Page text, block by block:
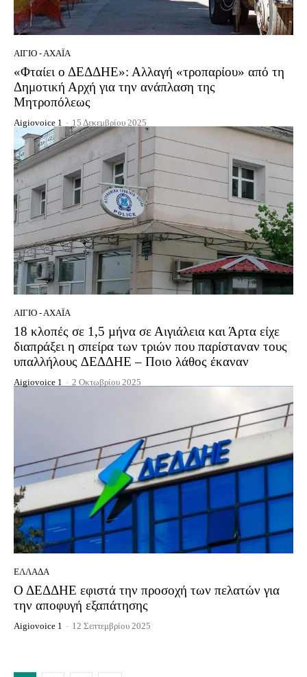
ΑΊΓΙΟ - ΑΧΑΪ́Α
«Φταίει ο ΔΕΔΔΗΕ»: Αλλαγή «τροπαρίου» από τη
Δημοτική Αρχή για την ανάπλαση της
Μητροπόλεως
Aigiovoice 1 - 15 Δεκεμβρίου 2025
ΑΊΓΙΟ - ΑΧΑΪ́Α
18 κλοπές σε 1,5 µήνα σε Αιγιάλεια και Άρτα είχε
διαπράξει η σπείρα των τριών που παρίσταναν τους
υπαλλήλους ∆Ε∆∆ΗΕ – Ποιο λάθος έκαναν
Aigiovoice 1 - 2 Οκτωβρίου 2025
ΕΛΛΆΔΑ
Ο ΔΕΔΔΗΕ εφιστά την προσοχή των πελατών για
την αποφυγή εξαπάτησης
Aigiovoice 1 - 12 Σεπτεμβρίου 2025